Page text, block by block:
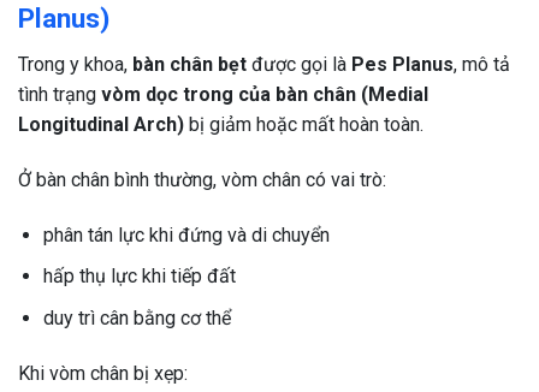
Planus)
Trong y khoa, bàn chân bẹt được gọi là Pes Planus, mô tả
tình trạng vòm dọc trong của bàn chân (Medial
Longitudinal Arch) bị giảm hoặc mất hoàn toàn.
Ở bàn chân bình thường, vòm chân có vai trò:
phân tán lực khi đứng và di chuyển
hấp thụ lực khi tiếp đất
duy trì cân bằng cơ thể
Khi vòm chân bị xẹp: